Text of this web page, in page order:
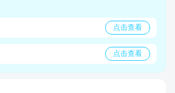
点击查看
点击查看